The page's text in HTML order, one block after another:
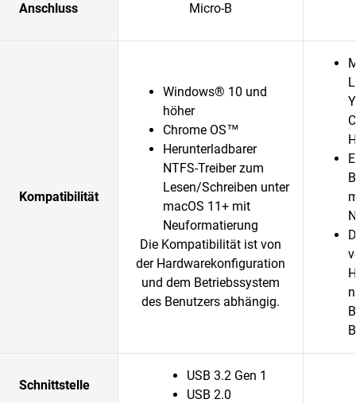
Anschluss Micro-B
Kompatibilität
Windows® 10 und
höher
Chrome OS™
Herunterladbarer
NTFS-Treiber zum
Lesen/Schreiben unter
macOS 11+ mit
Neuformatierung
Die Kompatibilität ist von
der Hardwarekonfiguration
und dem Betriebssystem
des Benutzers abhängig.
Schnittstelle
USB 3.2 Gen 1
USB 2.0